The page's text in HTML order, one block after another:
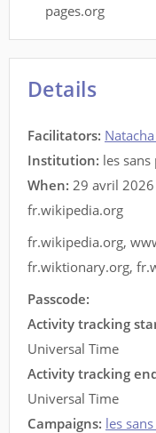
pages.org
Details
Facilitators: Natacha
Institution: les sans
When: 29 avril 2026
fr.wikipedia.org
fr.wikipedia.org,
fr.wiktionary.org,
Passcode:
Activity tracking
Universal Time
Activity tracking
Universal Time
Campaigns: les